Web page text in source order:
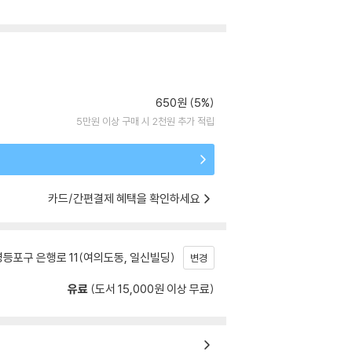
650원 (5%)
5만원 이상 구매 시 2천원 추가 적립
카드/간편결제 혜택을 확인하세요
포구 은행로 11(여의도동, 일신빌딩) 변경
유료 (도서 15,000원 이상 무료)